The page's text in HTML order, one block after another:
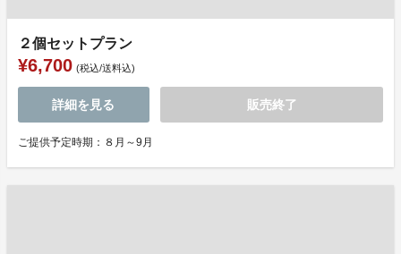
２個セットプラン
¥6,700 (税込/送料込)
詳細を見る 販売終了
ご提供予定時期：８月～9月